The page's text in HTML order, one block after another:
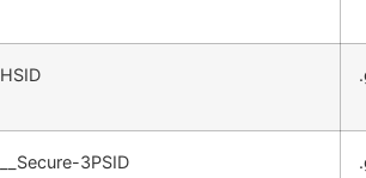
HSID
__Secure-3PSID